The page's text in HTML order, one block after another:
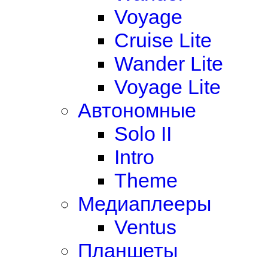
Voyage
Cruise Lite
Wander Lite
Voyage Lite
Автономные
Solo II
Intro
Theme
Медиаплееры
Ventus
Планшеты